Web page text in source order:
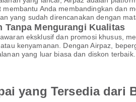
membantu Anda membandingkan dan
yang sudah direncanakan dengan
Tanpa Mengurangi Kualitas
eksklusif dan promosi khusus,
kenyamanan. Dengan Airpaz,
yang luar biasa dan diskon terbaik.
yang Tersedia dari